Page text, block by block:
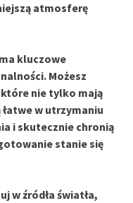
atmosferę
ma kluczowe
Możesz
nie tylko mają
w utrzymaniu
i skutecznie chronią
stanie się
w źródła światła,